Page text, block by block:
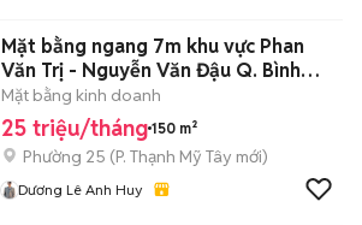
Mặt bằng ngang 7m khu vực Phan
Văn Trị - Nguyễn Văn Đậu Q. Bình
Thạnh
Mặt bằng kinh doanh
25 triệu/tháng 150 m²
Phường 25 (P. Thạnh Mỹ Tây mới)
Dương Lê Anh Huy